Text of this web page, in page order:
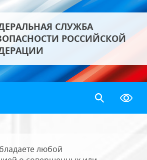
СЛУЖБА
РОССИЙСКОЙ
любой